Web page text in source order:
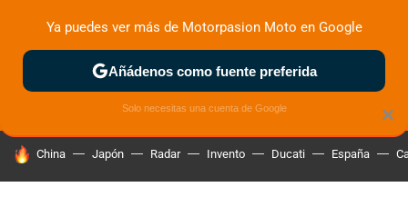
ZONA DE PRUEBAS DEPORTIVAS MOTOS ELÉCTRICAS
HOY SE HABLA DE
China Japón Radar Invento Ducati España
×
Ya puedes ver más de Motorpasion Moto en Google
Añádenos como fuente preferida
Solo necesitas una cuenta de Google